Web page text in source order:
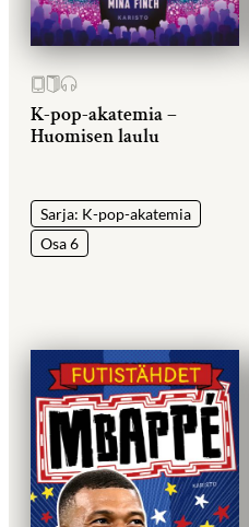
K-pop-akatemia –
Huomisen laulu
Sarja: K-pop-akatemia
Osa 6